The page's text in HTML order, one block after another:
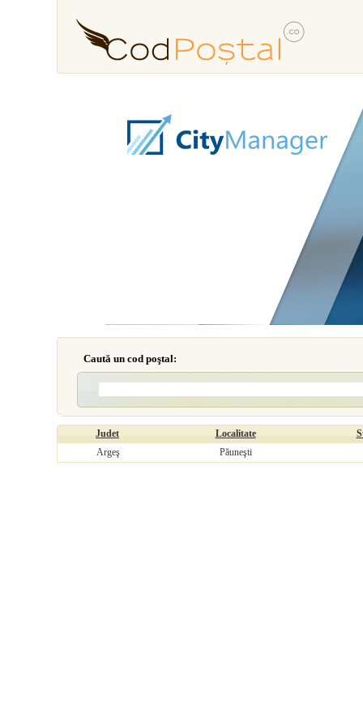
Caută un cod poştal:
Judet Localitate
Argeş
Păuneşti